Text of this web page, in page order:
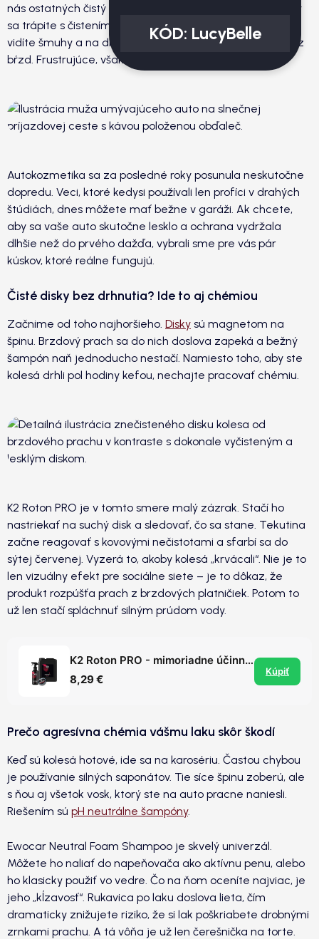
nás ostatných čistý relax. Lenže poznáte to – dve hodiny
sa trápite s čistením, a keď konečne vyjde slnko, na laku
vidíte šmuhy a na diskoch ostal ten hnusný čierny prach z
bŕzd. Frustrujúce, však?
Autokozmetika sa za posledné roky posunula neskutočne
dopredu. Veci, ktoré kedysi používali len profíci v drahých
štúdiách, dnes môžete mať bežne v garáži. Ak chcete,
aby sa vaše auto skutočne lesklo a ochrana vydržala
dlhšie než do prvého dažďa, vybrali sme pre vás pár
kúskov, ktoré reálne fungujú.
Čisté disky bez drhnutia? Ide to aj chémiou
Začnime od toho najhoršieho. Disky sú magnetom na
špinu. Brzdový prach sa do nich doslova zapeká a bežný
šampón naň jednoducho nestačí. Namiesto toho, aby ste
kolesá drhli pol hodiny kefou, nechajte pracovať chémiu.
K2 Roton PRO je v tomto smere malý zázrak. Stačí ho
nastriekať na suchý disk a sledovať, čo sa stane. Tekutina
začne reagovať s kovovými nečistotami a sfarbí sa do
sýtej červenej. Vyzerá to, akoby kolesá „krvácali“. Nie je to
len vizuálny efekt pre sociálne siete – je to dôkaz, že
produkt rozpúšťa prach z brzdových platničiek. Potom to
už len stačí spláchnuť silným prúdom vody.
K2 Roton PRO - mimoriadne účinný čistič diskov / odstraňovač vzdušnej hrdze z laku
8,29 €
Kúpiť
Prečo agresívna chémia vášmu laku skôr škodí
Keď sú kolesá hotové, ide sa na karosériu. Častou chybou
je používanie silných saponátov. Tie síce špinu zoberú, ale
s ňou aj všetok vosk, ktorý ste na auto pracne naniesli.
Riešením sú pH neutrálne šampóny.
Ewocar Neutral Foam Shampoo je skvelý univerzál.
Môžete ho naliať do napeňovača ako aktívnu penu, alebo
ho klasicky použiť vo vedre. Čo na ňom oceníte najviac, je
jeho „kĺzavosť“. Rukavica po laku doslova lieta, čím
dramaticky znižujete riziko, že si lak poškriabete drobnými
zrnkami prachu. A tá vôňa je už len čerešnička na torte.
KÓD: LucyBelle